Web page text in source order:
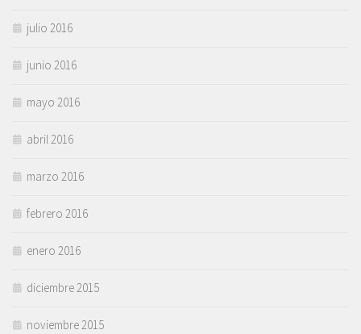
julio 2016
junio 2016
mayo 2016
abril 2016
marzo 2016
febrero 2016
enero 2016
diciembre 2015
noviembre 2015